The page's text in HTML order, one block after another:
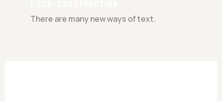
There are many new ways of text.